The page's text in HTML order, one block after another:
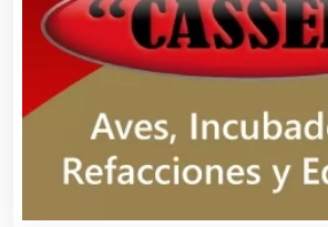
Cafeterías
Cajas de Ahorro
Cámaras de Comercio